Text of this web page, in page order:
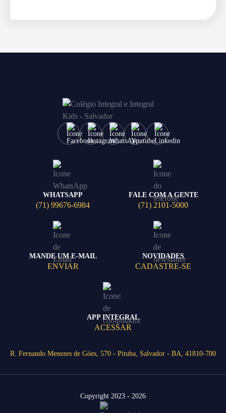
WHATSAPP
(71) 99676-6984
FALE COM A GENTE
(71) 2101-5000
MANDE UM E-MAIL
ENVIAR
NOVIDADES
CADASTRE-SE
APP INTEGRAL
ACESSAR
R. Fernando Menezes de Góes, 570 - Pituba, Salvador - BA, 41810-700
Copyright 2023 - 2026